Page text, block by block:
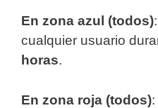
En zona azul (todos)
cualquier usuario
horas.
En zona roja (todos)